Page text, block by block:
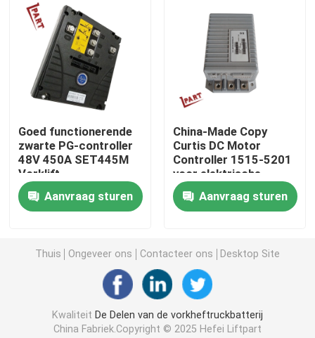
LEIDENE Vorkheftrucklichten
Vorkheftruckschakelaar
Elektrische Vorkheftruckschakelaar
Vorkheftruckhandvat
Heftruck gashendel
Motor Magnetische Rem
Het Systeem van de vorkheftruckrem
Goed functionerende
zwarte PG-controller
48V 450A SET445M
Vorklift
motorcontroller
Aanvraag sturen
China-Made Copy
Curtis DC Motor
Controller 1515-5201
voor elektrische
vorkheftruckstacker
en palletAanvraag sturen
Thuis Ongeveer ons Contacteer ons Desktop Site
Kwaliteit De Delen van de vorkheftruckbatterij
China Fabriek.Copyright © 2025 Hefei Liftpart